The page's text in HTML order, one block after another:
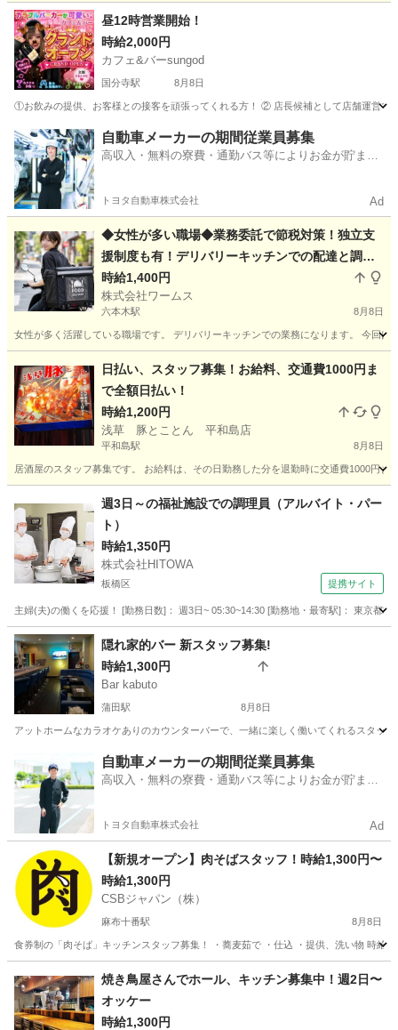
東京 港区 その他 BAR
昼12時営業開始！
時給2,000円
カフェ&バーsungod
国分寺駅 8月8日
①お飲みの提供、お客様との接客を頑張ってくれる方！ ② 店長候補として店舗運営
東京 国分寺市 国分寺駅 バーテンダー 時給
自動車メーカーの期間従業員募集
高収入・無料の寮費・通勤バス等によりお金が貯まり
トヨタ自動車株式会社 Ad
◆女性が多い職場◆業務委託で節税対策！独立支
援制度も有！デリバリーキッチンでの配達と調理
補助
時給1,400円
株式会社ワームス
六本木駅 8月8日
女性が多く活躍している職場です。 デリバリーキッチンでの業務になります。 今回
六本木駅 デリバリー 容姿
日払い、スタッフ募集！お給料、交通費1000円ま
で全額日払い！
時給1,200円
浅草 豚とことん 平和島店
平和島駅 8月8日
居酒屋のスタッフ募集です。 お給料は、その日勤務した分を退勤時に交通費1000円
平和島駅 居酒屋 スタッフ
週3日～の福祉施設での調理員（アルバイト・パー
ト）
時給1,350円
株式会社HITOWA
板橋区 提携サイト
主婦(夫)の働くを応援！ [勤務日数]： 週3日~ 05:30~14:30 [勤務地・最寄駅]： 東京都
東京 板橋区 その他
隠れ家的バー 新スタッフ募集!
時給1,300円
Bar kabuto
蒲田駅 8月8日
アットホームなカラオケありのカウンターバーで、一緒に楽しく働いてくれるスタッ
蒲田駅 バーテンダー スタッフ
自動車メーカーの期間従業員募集
高収入・無料の寮費・通勤バス等によりお金が貯まり
トヨタ自動車株式会社 Ad
【新規オープン】肉そばスタッフ！時給1,300円〜
時給1,300円
CSBジャパン（株）
麻布十番駅 8月8日
食券制の「肉そば」キッチンスタッフ募集！ ・蕎麦茹で ・仕込 ・提供、洗い物 時
麻布十番駅 キッチン 時給
焼き鳥屋さんでホール、キッチン募集中！週2日〜
オッケー
時給1,300円